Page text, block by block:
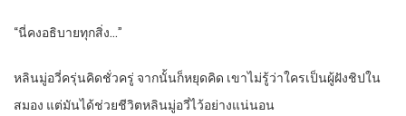
“นี่คงอธิบายทุกสิ่ง…”
หลินมู่อวี่ครุ่นคิดชั่วครู่ จากนั้นก็หยุดคิด เขาไม่รู้ว่าใครเป็นผู้ฝังชิปใน
สมอง แต่มันได้ช่วยชีวิตหลินมู่อวี่ไว้อย่างแน่นอน